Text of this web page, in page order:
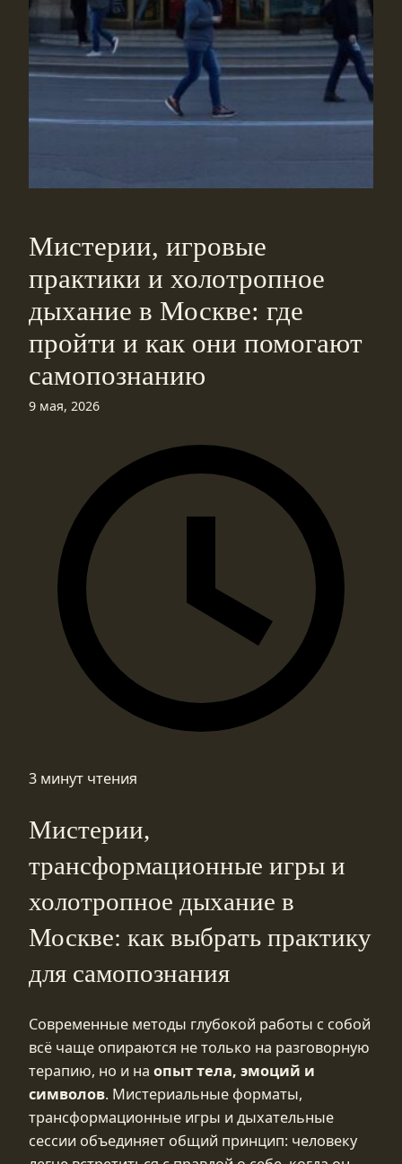
Мистерии, игровые
практики и холотропное
дыхание в Москве: где
пройти и как они помогают
самопознанию
9 мая, 2026
3 минут чтения
Мистерии,
трансформационные игры и
холотропное дыхание в
Москве: как выбрать практику
для самопознания
Современные методы глубокой работы с собой
всё чаще опираются не только на разговорную
терапию, но и на опыт тела, эмоций и
символов. Мистериальные форматы,
трансформационные игры и дыхательные
сессии объединяет общий принцип: человеку